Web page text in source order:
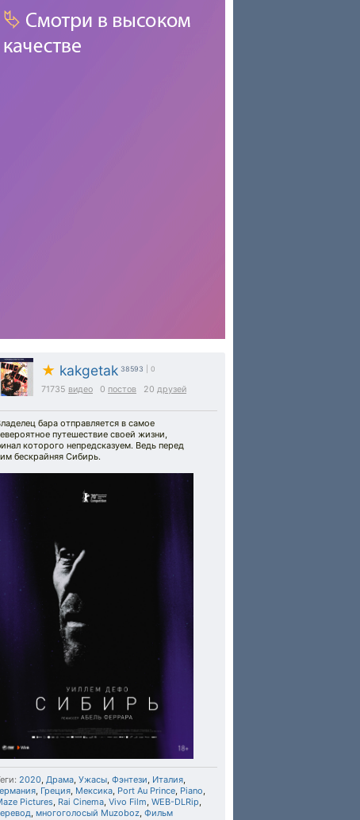
★ kakgetak 38593 | 0
71735 видео 0 постов 20 друзей
бара отправляется в самое
путешествие своей жизни,
которого непредсказуем. Ведь перед
бескрайняя Сибирь.
2020, Драма, Ужасы, Фэнтези, Италия,
, Греция, Мексика, Port Au Prince, Piano,
Pictures, Rai Cinema, Vivo Film, WEB-DLRip,
, многоголосый Muzoboz, Фильм